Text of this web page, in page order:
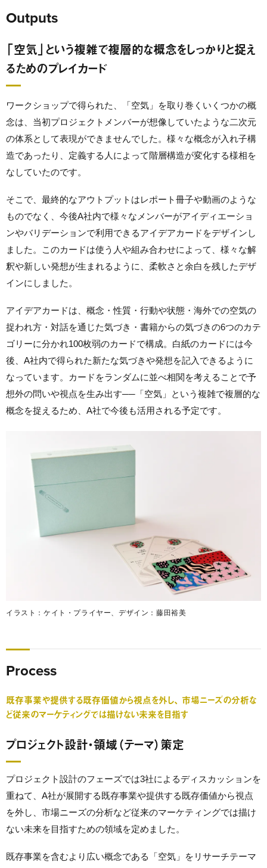
Outputs
「空気」という複雑で複層的な概念をしっかりと捉え
るためのプレイカード
ワークショップで得られた、「空気」を取り巻くいくつかの概
念は、当初プロジェクトメンバーが想像していたような二次元
の体系として表現ができませんでした。様々な概念が入れ子構
造であったり、定義する人によって階層構造が変化する様相を
なしていたのです。
そこで、最終的なアウトプットはレポート冊子や動画のような
ものでなく、今後A社内で様々なメンバーがアイディエーショ
ンやバリデーションで利用できるアイデアカードをデザインし
ました。このカードは使う人や組み合わせによって、様々な解
釈や新しい発想が生まれるように、柔軟さと余白を残したデザ
インにしました。
アイデアカードは、概念・性質・行動や状態・海外での空気の
捉われ方・対話を通じた気づき・書籍からの気づきの6つのカテ
ゴリーに分かれ100枚弱のカードで構成。白紙のカードには今
後、A社内で得られた新たな気づきや発想を記入できるように
なっています。カードをランダムに並べ相関を考えることで予
想外の問いや視点を生み出す──「空気」という複雑で複層的な
概念を捉えるため、A社で今後も活用される予定です。
イラスト：ケイト・プライヤー、デザイン：藤田裕美
Process
既存事業や提供する既存価値から視点を外し、 市場ニーズの分析な
ど従来のマーケティングでは描けない未来を目指す
プロジェクト設計・領域（テーマ）策定
プロジェクト設計のフェーズでは3社によるディスカッションを
重ねて、A社が展開する既存事業や提供する既存価値から視点
を外し、市場ニーズの分析など従来のマーケティングでは描け
ない未来を目指すための領域を定めました。
既存事業を含むより広い概念である「空気」をリサーチテーマ